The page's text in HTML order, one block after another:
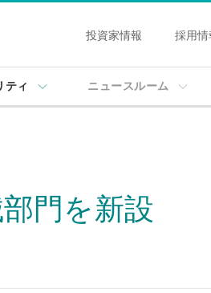
投資家情報 採用情
ティ ニュースルーム
門を新設